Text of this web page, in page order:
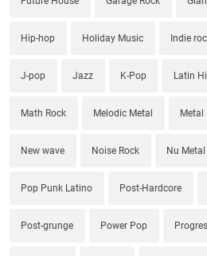
Hip-hop Holiday Music Indie
J-pop Jazz K-Pop Latin
Math Rock Melodic Metal Metal
New wave Noise Rock Nu Metal
Pop Punk Latino Post-Hardcore
Post-grunge Power Pop